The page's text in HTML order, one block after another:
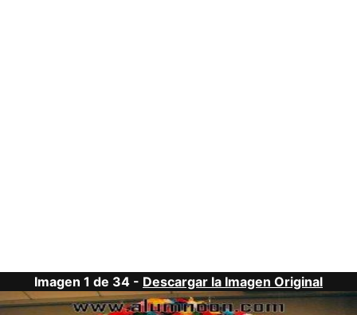
Imagen 1 de 34 - Descargar la Imagen Original